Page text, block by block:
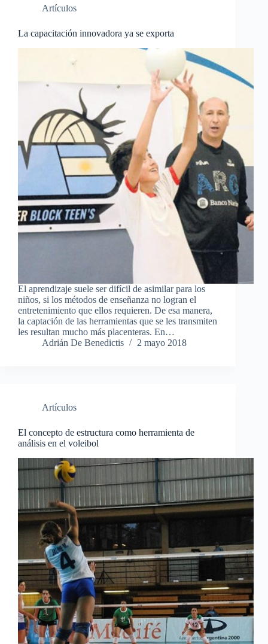
Artículos
La capacitación innovadora ya se exporta
El aprendizaje suele ser difícil de asimilar para los
niños, si los métodos de enseñanza no logran el
entretenimiento que ellos requieren. De esa manera,
la captación de las herramientas que se les transmiten
les resultan mucho más placenteras. En…
Adrián De Benedictis
2 mayo 2018
Artículos
El concepto de estructura como herramienta de
análisis en el voleibol